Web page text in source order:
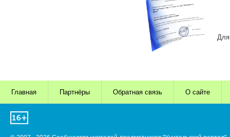
Для
Главная Партнёры Обратная связь О сайте